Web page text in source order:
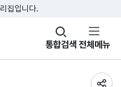
집입니다.
통합검색
창
열기 전체메뉴